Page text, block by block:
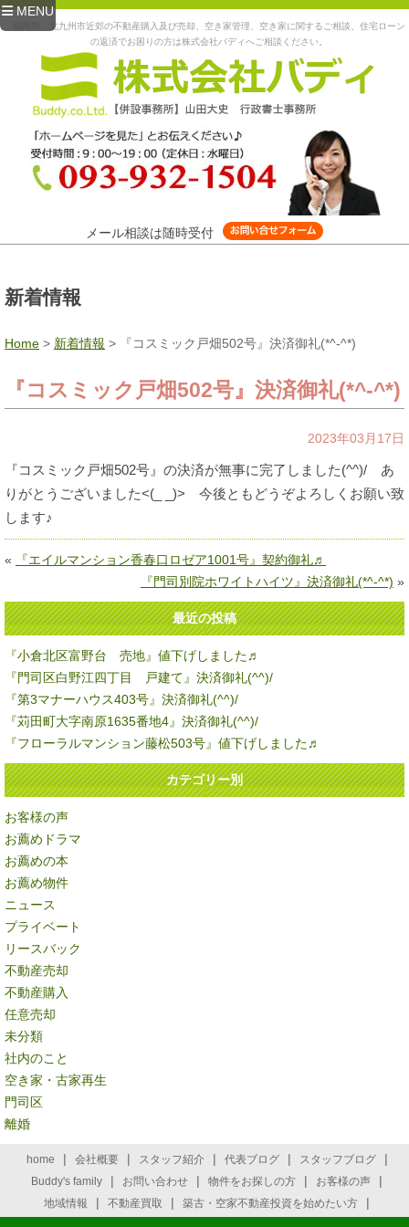
MENU
福岡県、北九州市近郊の不動産購入及び売却、空き家管理、空き家に関するご相談、住宅ローン
の返済でお困りの方は株式会社バディへご相談ください。
メール相談は随時受付
新着情報
Home > 新着情報 > 『コスミック戸畑502号』決済御礼(*^-^*)
『コスミック戸畑502号』決済御礼(*^-^*)
2023年03月17日
『コスミック戸畑502号』の決済が無事に完了しました(^^)/ あ
りがとうございました<(_ _)> 今後ともどうぞよろしくお願い致
します♪
«
『エイルマンション香春口ロゼア1001号』契約御礼♬
『門司別院ホワイトハイツ』決済御礼(*^-^*) »
最近の投稿
『小倉北区富野台 売地』値下げしました♬
『門司区白野江四丁目 戸建て』決済御礼(^^)/
『第3マナーハウス403号』決済御礼(^^)/
『苅田町大字南原1635番地4』決済御礼(^^)/
『フローラルマンション藤松503号』値下げしました♬
カテゴリー別
お客様の声
お薦めドラマ
お薦めの本
お薦め物件
ニュース
プライベート
リースバック
不動産売却
不動産購入
任意売却
未分類
社内のこと
空き家・古家再生
門司区
離婚
home | 会社概要 | スタッフ紹介 | 代表ブログ | スタッフブログ |
Buddy's family | お問い合わせ | 物件をお探しの方 | お客様の声 |
地域情報 | 不動産買取 | 築古・空家不動産投資を始めたい方 |